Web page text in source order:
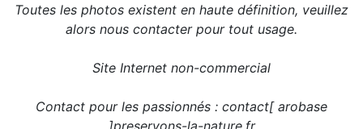
Toutes les photos existent en haute définition, veuillez
alors nous contacter pour tout usage.
Site Internet non-commercial
Contact pour les passionnés : contact[ arobase